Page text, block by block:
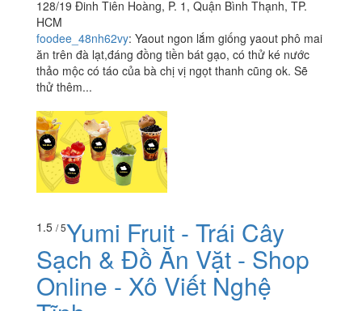
128/19 Đinh Tiên Hoàng, P. 1, Quận Bình Thạnh, TP.
HCM
foodee_48nh62vy: Yaout ngon lắm giống yaout phô mai
ăn trên đà lạt,đáng đồng tiền bát gạo, có thử ké nước
thảo mộc có táo của bà chị vị ngọt thanh cũng ok. Sẽ
thử thêm...
1.5 / 5Yumi Fruit - Trái Cây
Sạch & Đồ Ăn Vặt - Shop
Online - Xô Viết Nghệ